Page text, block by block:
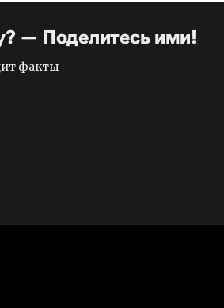
— Поделитесь ими!
факты